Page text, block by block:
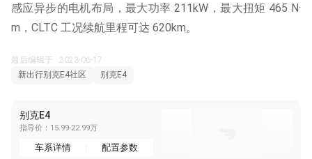
感应异步的电机布局，最大功率 211kW，最大扭矩 465 N·
m，CLTC 工况续航里程可达 620km。
最后编辑于 · 2023-06-17
新出行别克E4社区
别克E4
别克E4
指导价：15.99-22.99万
车系详情 配置参数